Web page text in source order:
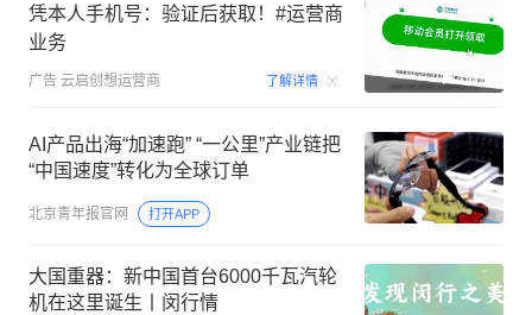
凭本人手机号：验证后获取！#运营商
业务
广告 云启创想运营商 了解详情 00:15
AI产品出海“加速跑” “一公里”产业链把
“中国速度”转化为全球订单
北京青年报官网 打开APP
大国重器：新中国首台6000千瓦汽轮
机在这里诞生丨闵行情